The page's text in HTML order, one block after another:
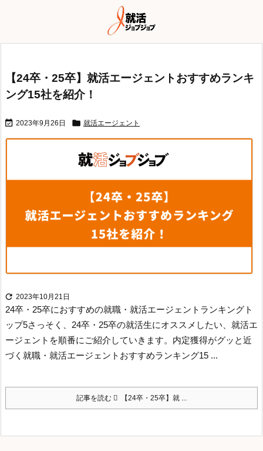
【24卒・25卒】就活エージェントおすすめランキ
ング15社を紹介！
 2023年9月26日  就活エージェント
 2023年10月21日
24卒・25卒におすすめの就職・就活エージェントランキングト
ップ5さっそく、24卒・25卒の就活生にオススメしたい、就活エ
ージェントを順番にご紹介していきます。 内定獲得がグッと近
づく就職・就活エージェントおすすめランキング15 ...
記事を読む 【24卒・25卒】就 ...